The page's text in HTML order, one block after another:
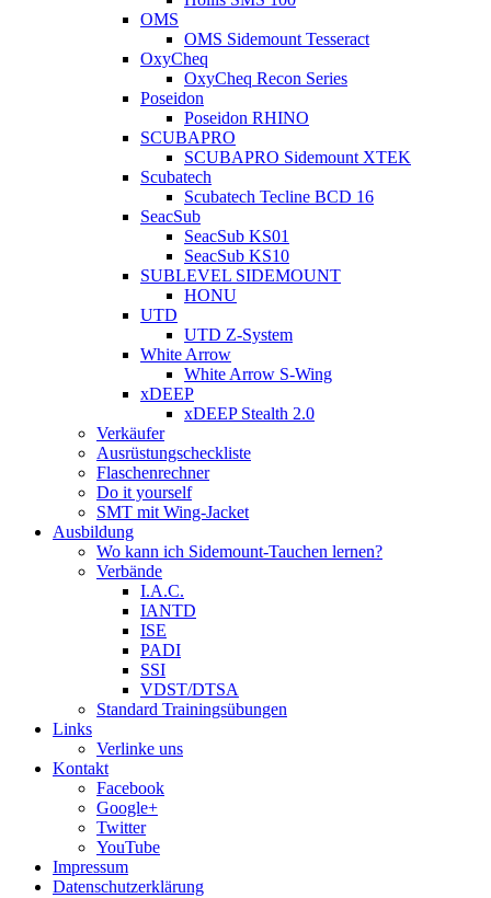
OMS
OMS Sidemount Tesseract
OxyCheq
OxyCheq Recon Series
Poseidon
Poseidon RHINO
SCUBAPRO
SCUBAPRO Sidemount XTEK
Scubatech
Scubatech Tecline BCD 16
SeacSub
SeacSub KS01
SeacSub KS10
SUBLEVEL SIDEMOUNT
HONU
UTD
UTD Z-System
White Arrow
White Arrow S-Wing
xDEEP
xDEEP Stealth 2.0
Verkäufer
Ausrüstungscheckliste
Flaschenrechner
Do it yourself
SMT mit Wing-Jacket
Ausbildung
Wo kann ich Sidemount-Tauchen lernen?
Verbände
I.A.C.
IANTD
ISE
PADI
SSI
VDST/DTSA
Standard Trainingsübungen
Links
Verlinke uns
Kontakt
Facebook
Google+
Twitter
YouTube
Impressum
Datenschutzerklärung